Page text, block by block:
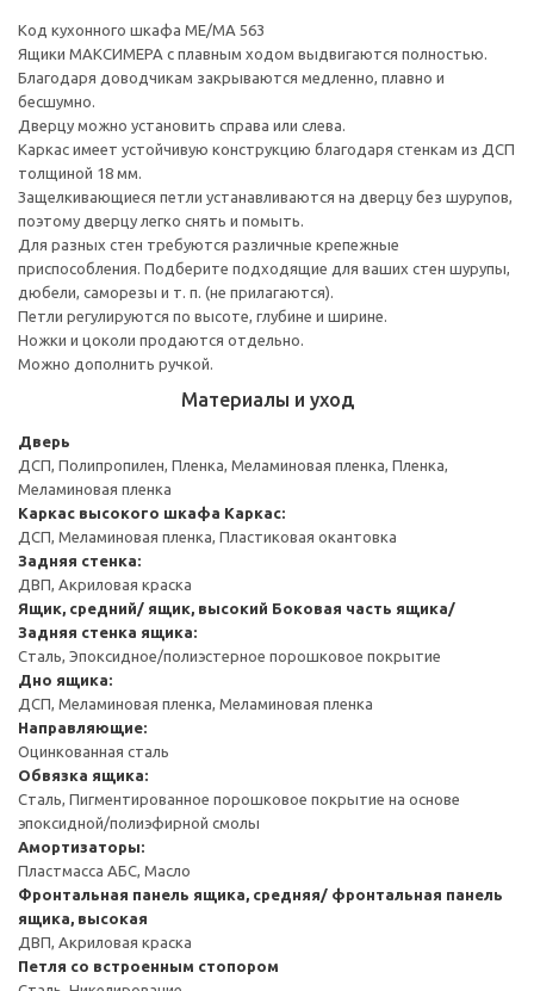
Код кухонного шкафа ME/MA 563
Ящики МАКСИМЕРА с плавным ходом выдвигаются полностью.
Благодаря доводчикам закрываются медленно, плавно и
бесшумно.
Дверцу можно установить справа или слева.
Каркас имеет устойчивую конструкцию благодаря стенкам из ДСП
толщиной 18 мм.
Защелкивающиеся петли устанавливаются на дверцу без шурупов,
поэтому дверцу легко снять и помыть.
Для разных стен требуются различные крепежные
приспособления. Подберите подходящие для ваших стен шурупы,
дюбели, саморезы и т. п. (не прилагаются).
Петли регулируются по высоте, глубине и ширине.
Ножки и цоколи продаются отдельно.
Можно дополнить ручкой.
Материалы и уход
Дверь
ДСП, Полипропилен, Пленка, Меламиновая пленка, Пленка,
Меламиновая пленка
Каркас высокого шкафа Каркас:
ДСП, Меламиновая пленка, Пластиковая окантовка
Задняя стенка:
ДВП, Акриловая краска
Ящик, средний/ ящик, высокий Боковая часть ящика/
Задняя стенка ящика:
Сталь, Эпоксидное/полиэстерное порошковое покрытие
Дно ящика:
ДСП, Меламиновая пленка, Меламиновая пленка
Направляющие:
Оцинкованная сталь
Обвязка ящика:
Сталь, Пигментированное порошковое покрытие на основе
эпоксидной/полиэфирной смолы
Амортизаторы:
Пластмасса АБС, Масло
Фронтальная панель ящика, средняя/ фронтальная панель
ящика, высокая
ДВП, Акриловая краска
Петля со встроенным стопором